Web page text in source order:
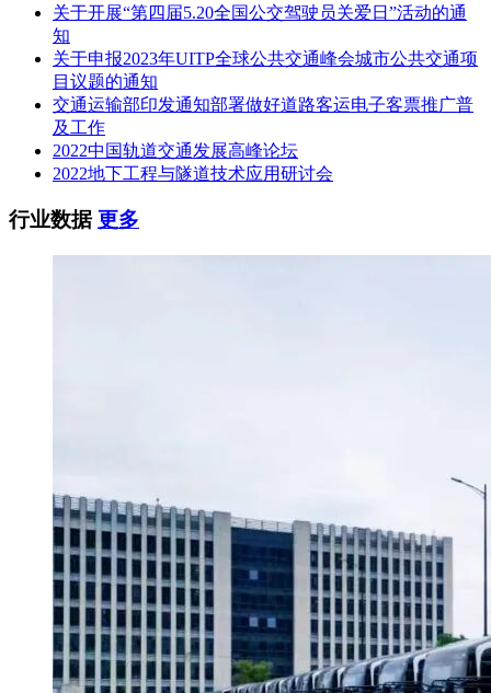
关于开展“第四届5.20全国公交驾驶员关爱日”活动的通
知
关于申报2023年UITP全球公共交通峰会城市公共交通项
目议题的通知
交通运输部印发通知部署做好道路客运电子客票推广普
及工作
2022中国轨道交通发展高峰论坛
2022地下工程与隧道技术应用研讨会
行业数据更多